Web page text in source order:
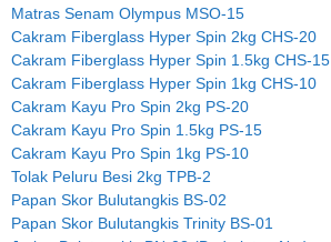
Matras Senam Olympus MSO-15
Cakram Fiberglass Hyper Spin 2kg CHS-20
Cakram Fiberglass Hyper Spin 1.5kg CHS-15
Cakram Fiberglass Hyper Spin 1kg CHS-10
Cakram Kayu Pro Spin 2kg PS-20
Cakram Kayu Pro Spin 1.5kg PS-15
Cakram Kayu Pro Spin 1kg PS-10
Tolak Peluru Besi 2kg TPB-2
Papan Skor Bulutangkis BS-02
Papan Skor Bulutangkis Trinity BS-01